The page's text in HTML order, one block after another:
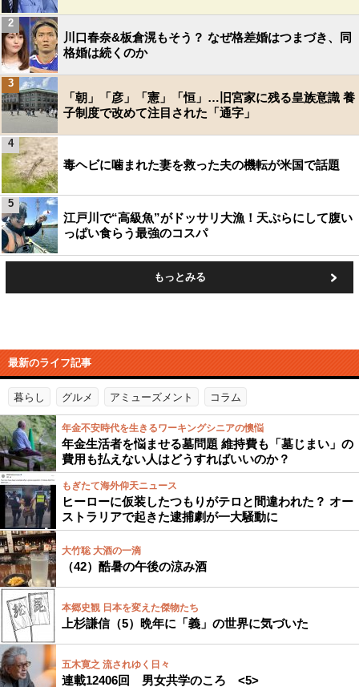
川口春奈&板倉滉もそう？ なぜ格差婚はつまづき、同
格婚は続くのか
2
「朝」「彦」「憲」「恒」…旧宮家に残る皇族意識 養
子制度で改めて注目された「通字」
3
毒ヘビに噛まれた妻を救った夫の機転が米国で話題
4
江戸川で“高級魚”がドッサリ大漁！天ぷらにして腹い
っぱい食らう最強のコスパ
5
もっとみる
最新のライフ記事
暮らし グルメ アミューズメント コラム
年金不安時代を生きるワーキングシニアの懊悩
年金生活者を悩ませる墓問題 維持費も「墓じまい」の
費用も払えない人はどうすればいいのか？
もぎたて海外仰天ニュース
ヒーローに仮装したつもりがテロと間違われた？ オー
ストラリアで起きた逮捕劇が一大騒動に
大竹聡 大酒の一滴
（42）酷暑の午後の涼み酒
本郷史観 日本を変えた傑物たち
上杉謙信（5）晩年に「義」の世界に気づいた
五木寛之 流されゆく日々
連載12406回 男女共学のころ <5>